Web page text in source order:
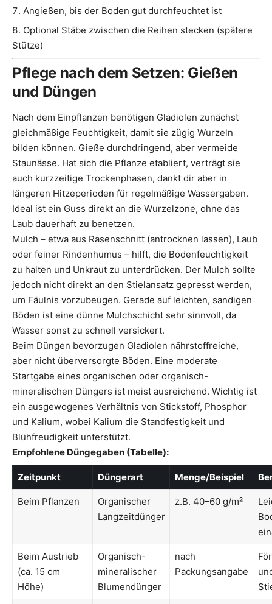
Angießen, bis der Boden gut durchfeuchtet ist
Optional Stäbe zwischen die Reihen stecken (spätere
Stütze)
Pflege nach dem Setzen: Gießen
und Düngen
Nach dem Einpflanzen benötigen Gladiolen zunächst
gleichmäßige Feuchtigkeit, damit sie zügig Wurzeln
bilden können. Gieße durchdringend, aber vermeide
Staunässe. Hat sich die Pflanze etabliert, verträgt sie
auch kurzzeitige Trockenphasen, dankt dir aber in
längeren Hitzeperioden für regelmäßige Wassergaben.
Ideal ist ein Guss direkt an die Wurzelzone, ohne das
Laub dauerhaft zu benetzen.
Mulch – etwa aus Rasenschnitt (antrocknen lassen), Laub
oder feiner Rindenhumus – hilft, die Bodenfeuchtigkeit
zu halten und Unkraut zu unterdrücken. Der Mulch sollte
jedoch nicht direkt an den Stielansatz gepresst werden,
um Fäulnis vorzubeugen. Gerade auf leichten, sandigen
Böden ist eine dünne Mulchschicht sehr sinnvoll, da
Wasser sonst zu schnell versickert.
Beim Düngen bevorzugen Gladiolen nährstoffreiche,
aber nicht überversorgte Böden. Eine moderate
Startgabe eines organischen oder organisch-
mineralischen Düngers ist meist ausreichend. Wichtig ist
ein ausgewogenes Verhältnis von Stickstoff, Phosphor
und Kalium, wobei Kalium die Standfestigkeit und
Blühfreudigkeit unterstützt.
Empfohlene Düngegaben (Tabelle):
Zeitpunkt Düngerart Menge/Beispiel
Beim Pflanzen
Organischer
Langzeitdünger
z.B. 40–60 g/m²
Beim Austrieb
(ca. 15 cm
Höhe)
Organisch-
mineralischer
Blumendünger
nach
Packungsangabe